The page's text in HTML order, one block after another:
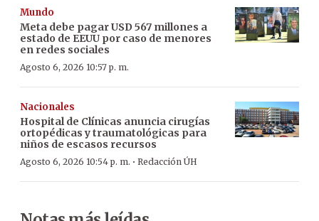
Mundo
Meta debe pagar USD 567 millones a
estado de EEUU por caso de menores
en redes sociales
Agosto 6, 2026 10:57 p. m.
Nacionales
Hospital de Clínicas anuncia cirugías
ortopédicas y traumatológicas para
niños de escasos recursos
Agosto 6, 2026 10:54 p. m. · Redacción ÚH